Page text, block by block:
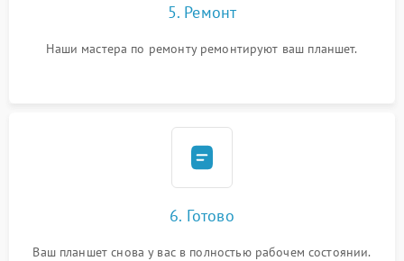
5. Ремонт
Наши мастера по ремонту ремонтируют ваш планшет.
6. Готово
Ваш планшет снова у вас в полностью рабочем состоянии.